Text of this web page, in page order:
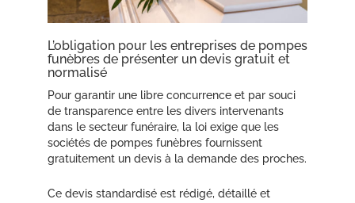
L’obligation pour les entreprises de pompes
funèbres de présenter un devis gratuit et
normalisé
Pour garantir une libre concurrence et par souci
de transparence entre les divers intervenants
dans le secteur funéraire, la loi exige que les
sociétés de pompes funèbres fournissent
gratuitement un devis à la demande des proches.
Ce devis standardisé est rédigé, détaillé et